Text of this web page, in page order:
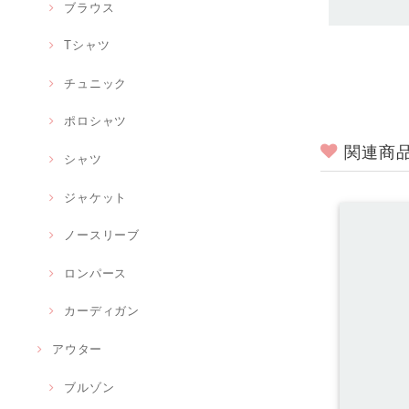
ブラウス
Tシャツ
チュニック
ポロシャツ
シャツ
ジャケット
ノースリーブ
ロンパース
カーディガン
アウター
ブルゾン
関連商